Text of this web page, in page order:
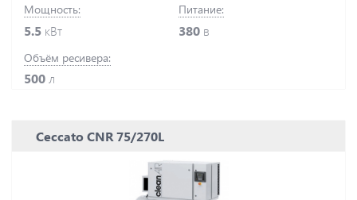
Мощность:
5.5 кВт
Питание:
380 в
Объём ресивера:
500л
Ceccato CNR 75/270L